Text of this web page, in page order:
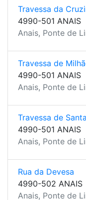
Travessa da
4990-501 ANAIS
Anais, Ponte de
Travessa de
4990-501 ANAIS
Anais, Ponte de
Travessa de
4990-501 ANAIS
Anais, Ponte de
Rua da Devesa
4990-502 ANAIS
Anais, Ponte de